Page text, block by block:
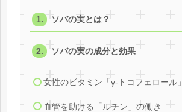
ソバの実とは？
ソバの実の成分と効果
女性のビタミン「γ-トコフェロール」
血管を助ける「ルチン」の働き